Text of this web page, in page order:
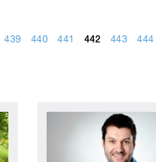
439 440 441 442 443 444